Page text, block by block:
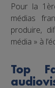
Pour la
médias
produire,
média » à
Top